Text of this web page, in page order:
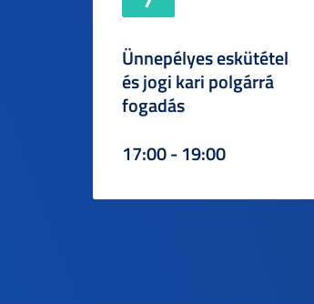
Ünnepélyes eskütétel
és jogi kari polgárrá
fogadás
17:00 - 19:00